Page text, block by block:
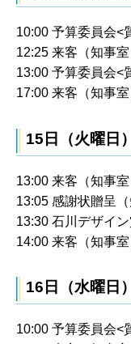
10:00 予算委員会<
12:25 来客（知事室
13:00 予算委員会<
17:00 来客（知事室
15日（火曜日）
13:00 来客（知事室
13:05 感謝状贈呈（
13:30 石川デザイ
14:00 来客（知事室
16日（水曜日）
10:00 予算委員会<